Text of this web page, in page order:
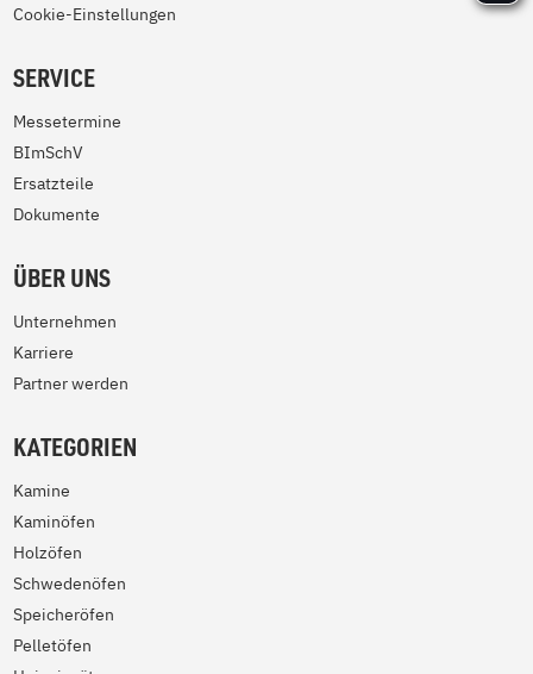
Cookie-Einstellungen
SERVICE
Messetermine
BImSchV
Ersatzteile
Dokumente
ÜBER UNS
Unternehmen
Karriere
Partner werden
KATEGORIEN
Kamine
Kaminöfen
Holzöfen
Schwedenöfen
Speicheröfen
Pelletöfen